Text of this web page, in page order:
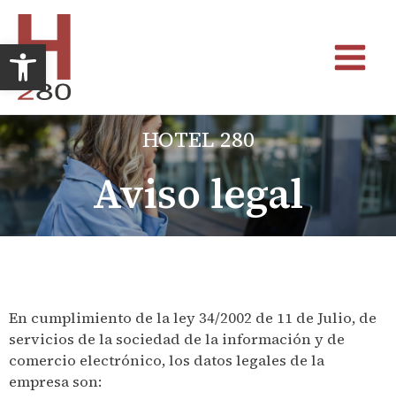
Abrir barra de herramientas
contenido
Main
Menu
HOTEL 280
Aviso legal
En cumplimiento de la ley 34/2002 de 11 de Julio, de
servicios de la sociedad de la información y de
comercio electrónico, los datos legales de la
empresa son: